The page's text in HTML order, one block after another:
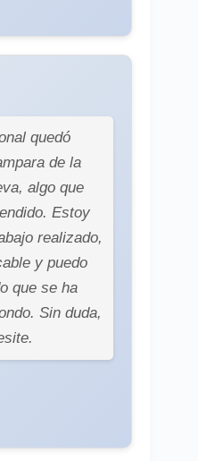
quedó
de la
algo que
Estoy
realizado,
y puedo
que se ha
Sin duda,